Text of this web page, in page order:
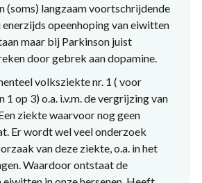
(soms) langzaam voortschrijdende
opeenhoping van eiwitten
maar bij Parkinson juist
door gebrek aan dopamine.
volksziekte nr. 1 ( voor
1 op 3) o.a. i.v.m. de vergrijzing van
ziekte waarvoor nog geen
Er wordt wel veel onderzoek
van deze ziekte, o.a. in het
Waardoor ontstaat de